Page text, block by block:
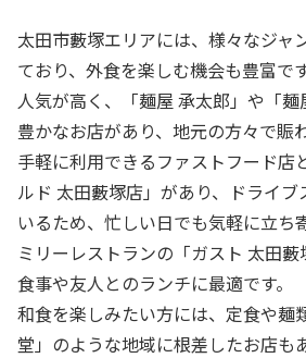
太田市藪塚エリアには、様々なジャ
ており、外食を楽しむ機会も豊富で
人気が高く、「麺屋 承太郎」や「
豊かなお店があり、地元の方々で賑
手軽に利用できるファストフード店
ルド 太田藪塚店」があり、ドライブ
いるため、忙しい日でも気軽に立ち
ミリーレストランの「ガスト 太田
食事や友人とのランチに最適です。
和食を楽しみたい方には、定食や麺
堂」のような地域に根差したお店も